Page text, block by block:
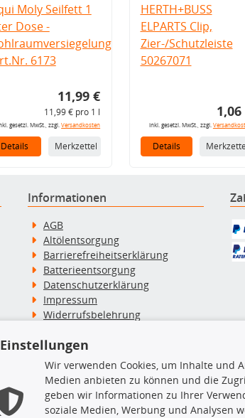
Moly Seilfett 1
Dose -
6173
11,99 €
11,99 € pro 1 l
gesetzl. MwSt., zzgl.Versandkosten
Details Merkzettel
HERTH+BUSS
ELPARTS Clip,
Zier-/Schutzleiste
50267071
1,06
inkl. gesetzl. MwSt., zzgl.
Details
Informationen
AGB
Altölentsorgung
Barrierefreiheitserklärung
Batterieentsorgung
Datenschutzerklärung
Impressum
Widerrufsbelehrung
Zahlung & Versand
Top Produkte
Beleuchtung
Wir verwenden Cookies, um Inhalte und
Medien anbieten zu können und die
geben wir Informationen zu Ihrer
soziale Medien, Werbung und Analysen